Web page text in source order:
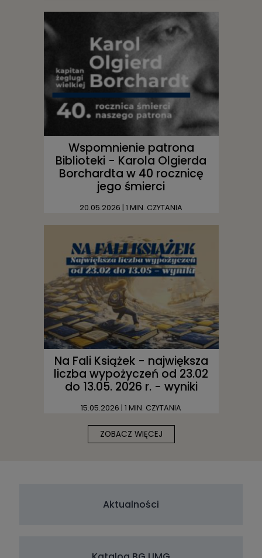
Wspomnienie patrona
Biblioteki - Karola Olgierda
Borchardta w 40 rocznicę
jego śmierci
20.05.2026 | 1 MIN. CZYTANIA
Na Fali Książek - największa
liczba wypożyczeń od 23.02
do 13.05. 2026 r. - wyniki
15.05.2026 | 1 MIN. CZYTANIA
ZOBACZ WIĘCEJ
Aktualności